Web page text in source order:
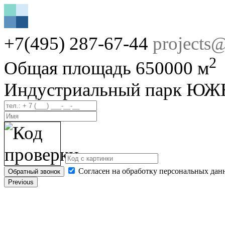
+7(495) 287-67-44
Общая площадь 650000 м2
Индустриальный парк
Обратный звонок Согласен на обработку персональных
Previous